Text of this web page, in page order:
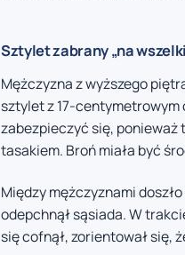
Sztylet zabrany „na
Mężczyzna z wyższego
sztylet z 17-centymetrowym
zabezpieczyć się, ponieważ
tasakiem. Broń miała być
Między mężczyznami
odepchnął sąsiada. W
się cofnął, zorientował się,